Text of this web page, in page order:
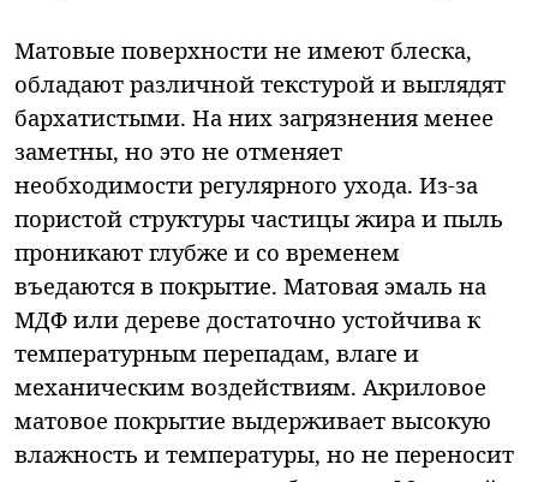
Матовые поверхности не имеют блеска,
обладают различной текстурой и выглядят
бархатистыми. На них загрязнения менее
заметны, но это не отменяет
необходимости регулярного ухода. Из-за
пористой структуры частицы жира и пыль
проникают глубже и со временем
въедаются в покрытие. Матовая эмаль на
МДФ или дереве достаточно устойчива к
температурным перепадам, влаге и
механическим воздействиям. Акриловое
матовое покрытие выдерживает высокую
влажность и температуры, но не переносит